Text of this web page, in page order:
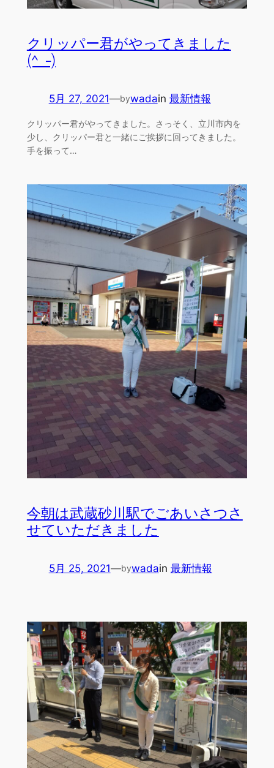
クリッパー君がやってきました
(^_-)
5月 27, 2021—bywadain 最新情報
クリッパー君がやってきました。さっそく、立川市内を
少し、クリッパー君と一緒にご挨拶に回ってきました。
手を振って…
今朝は武蔵砂川駅でごあいさつさ
せていただきました
5月 25, 2021—bywadain 最新情報